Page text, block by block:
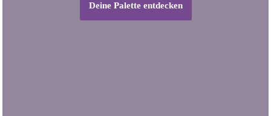
Deine Palette entdecken